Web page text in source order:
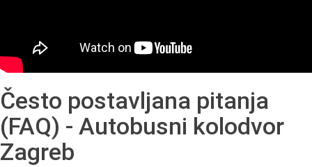
Često postavljana pitanja
(FAQ) - Autobusni kolodvor
Zagreb